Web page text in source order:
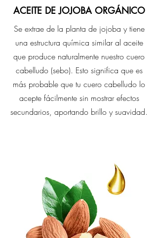
ACEITE DE JOJOBA ORGÁNICO
Se extrae de la planta de jojoba y tiene
una estructura química similar al aceite
que produce naturalmente nuestro cuero
cabelludo (sebo). Esto significa que es
más probable que tu cuero cabelludo lo
acepte fácilmente sin mostrar efectos
secundarios, aportando brillo y suavidad.